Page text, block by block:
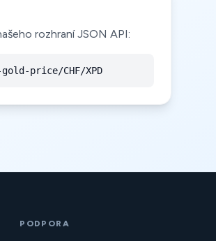
rozhraní JSON API:
price/CHF/XPD
PODPORA